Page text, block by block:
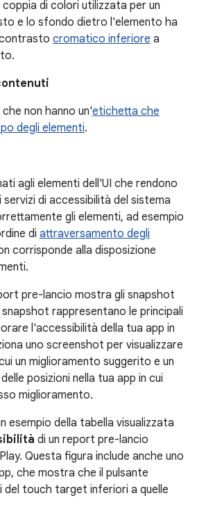
coppia di colori utilizzata per un
e lo sfondo dietro l'elemento ha
cromatico inferiore a
non hanno un'etichetta che
degli elementi.
agli elementi dell'UI che rendono
servizi di accessibilità del sistema
gli elementi, ad esempio
di attraversamento degli
corrisponde alla disposizione
pre-lancio mostra gli snapshot
rappresentano le principali
l'accessibilità della tua app in
uno screenshot per visualizzare
un miglioramento suggerito e un
posizioni nella tua app in cui
miglioramento.
esempio della tabella visualizzata
di un report pre-lancio
Questa figura include anche uno
che mostra che il pulsante
del touch target inferiori a quelle